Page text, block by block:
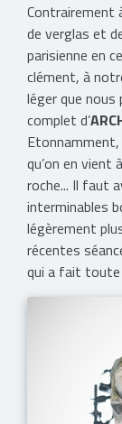
Contrairement
de verglas et
parisienne en
clément, à
léger que nous
complet d’
qu’on en vient
roche... Il faut
interminables
légèrement
récentes
qui a fait toute